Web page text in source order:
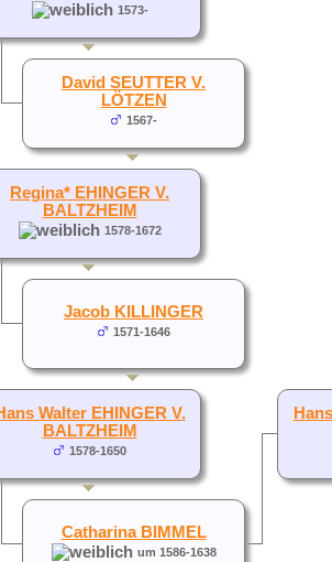
1573-
David SEUTTER V.
LÖTZEN
1567-
Regina* EHINGER V.
BALTZHEIM
1578-1672
Jacob KILLINGER
1571-1646
Walter EHINGER V.
BALTZHEIM
1578-1650
Catharina BIMMEL
um 1586-1638